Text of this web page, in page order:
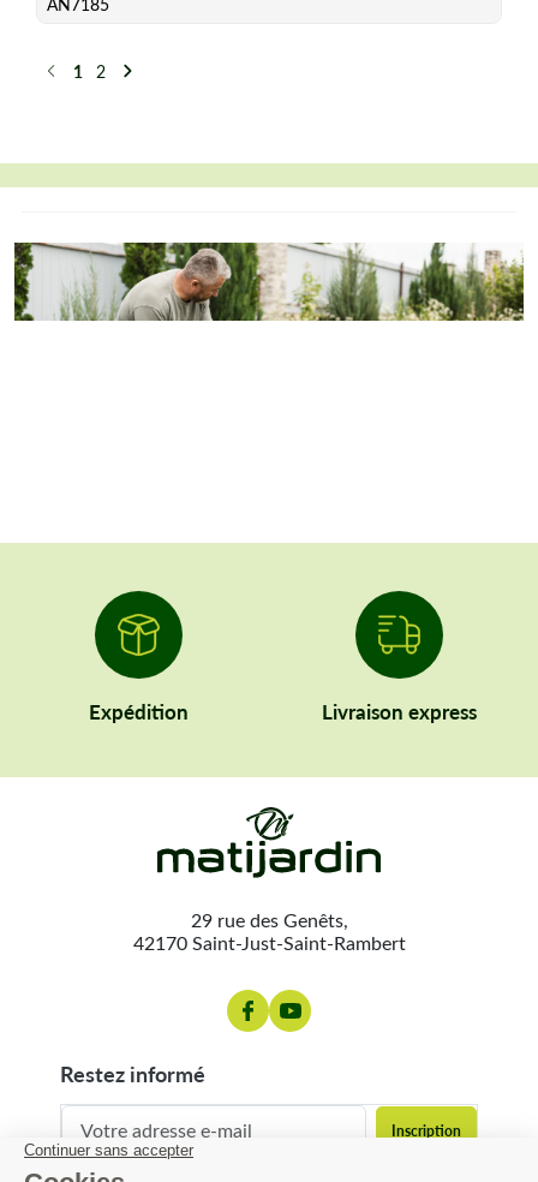
Précédent
1 2 Suivant
Expédition Livraison express
29 rue des Genêts,
42170 Saint-Just-Saint-Rambert
restez informé